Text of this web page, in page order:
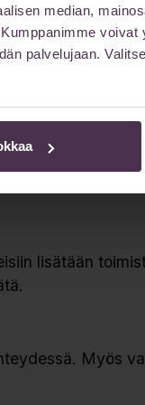
median,
voivat
palvelujaan.
”alk. hinta”
sekä sovittavat
lisätään
Myös